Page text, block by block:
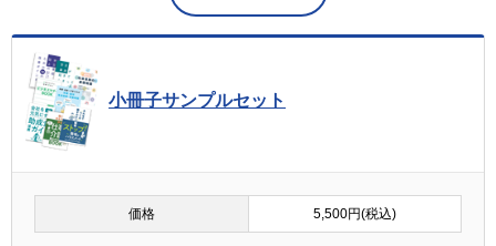
小冊子サンプルセット
価格 5,500円(税込)